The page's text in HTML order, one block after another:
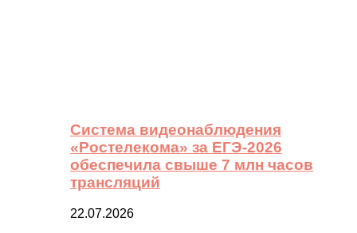
Система видеонаблюдения
«Ростелекома» за ЕГЭ-2026
обеспечила свыше 7 млн часов
трансляций
22.07.2026